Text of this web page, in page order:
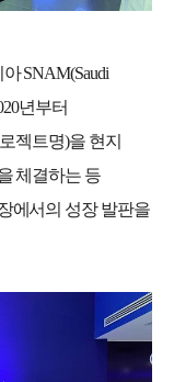
아SNAM(Saudi
년부터
젝트명)을 현지
체결하는 등
에서의 성장 발판을